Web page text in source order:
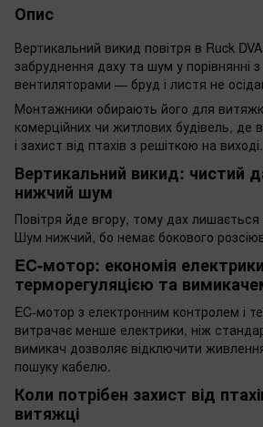
Опис
Вертикальний викид повітря в Ruck
забруднення даху та шум у порівнянні
вентиляторами — бруд і листя не
Монтажники обирають його для
комерційних чи житлових будівель, де
і захист від птахів з решіткою на виході.
Вертикальний викид: чистий
нижчий шум
Повітря йде вгору, тому дах
Шум нижчий, бо немає бокового
EC-мотор: економія
терморегуляцією та
EC-мотор з електронним контролем і
витрачає менше електрики, ніж
вимикач дозволяє відключити
пошуку кабелю.
Коли потрібен захист від
витяжці